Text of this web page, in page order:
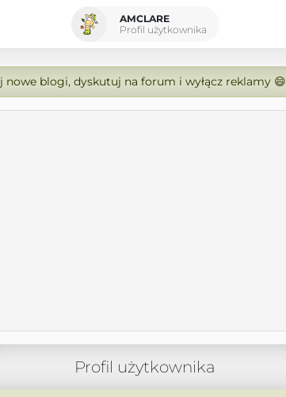
AMCLARE
Profil użytkownika
nowe blogi, dyskutuj na forum i wyłącz reklamy 😄
Profil użytkownika